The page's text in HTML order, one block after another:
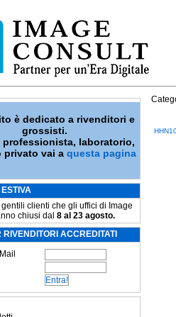
è dedicato a rivenditori e
grossisti.
professionista, laboratorio,
privato vai a questa pagina
gentili clienti che gli uffici di Image
chiusi dal 8 al 23 agosto.
RIVENDITORI ACCREDITATI